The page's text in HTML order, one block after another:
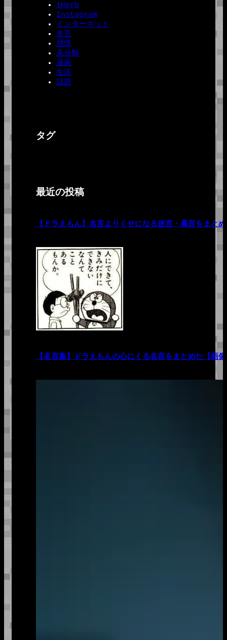
iHerb
Instagram
インターネット
名言
感情
未分類
漫画
生活
話題
タグ
最近の投稿
【ドラえもん】名言よりくせになる迷言・暴言をまと
【名言集】ドラえもんの心にくる名言をまとめた【画